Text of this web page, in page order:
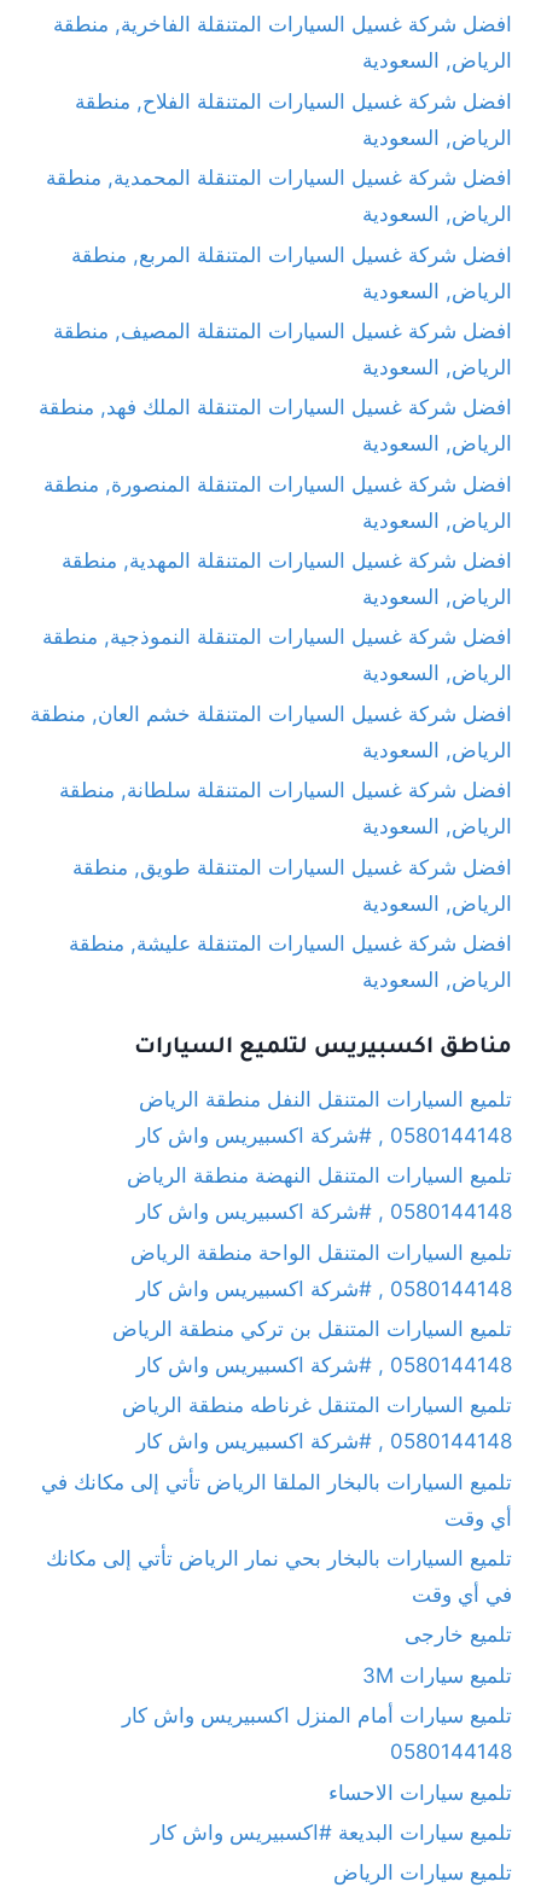
افضل شركة غسيل السيارات المتنقلة الفاخرية, منطقة
الرياض, السعودية
افضل شركة غسيل السيارات المتنقلة الفلاح, منطقة
الرياض, السعودية
افضل شركة غسيل السيارات المتنقلة المحمدية, منطقة
الرياض, السعودية
افضل شركة غسيل السيارات المتنقلة المربع, منطقة
الرياض, السعودية
افضل شركة غسيل السيارات المتنقلة المصيف, منطقة
الرياض, السعودية
افضل شركة غسيل السيارات المتنقلة الملك فهد, منطقة
الرياض, السعودية
افضل شركة غسيل السيارات المتنقلة المنصورة, منطقة
الرياض, السعودية
افضل شركة غسيل السيارات المتنقلة المهدية, منطقة
الرياض, السعودية
افضل شركة غسيل السيارات المتنقلة النموذجية, منطقة
الرياض, السعودية
افضل شركة غسيل السيارات المتنقلة خشم العان, منطقة
الرياض, السعودية
افضل شركة غسيل السيارات المتنقلة سلطانة, منطقة
الرياض, السعودية
افضل شركة غسيل السيارات المتنقلة طويق, منطقة
الرياض, السعودية
افضل شركة غسيل السيارات المتنقلة عليشة, منطقة
الرياض, السعودية
مناطق اكسبيريس لتلميع السيارات
تلميع السيارات المتنقل النفل منطقة الرياض
0580144148 , #شركة اكسبيريس واش كار
تلميع السيارات المتنقل النهضة منطقة الرياض
0580144148 , #شركة اكسبيريس واش كار
تلميع السيارات المتنقل الواحة منطقة الرياض
0580144148 , #شركة اكسبيريس واش كار
تلميع السيارات المتنقل بن تركي منطقة الرياض
0580144148 , #شركة اكسبيريس واش كار
تلميع السيارات المتنقل غرناطه منطقة الرياض
0580144148 , #شركة اكسبيريس واش كار
تلميع السيارات بالبخار الملقا الرياض تأتي إلى مكانك في
أي وقت
تلميع السيارات بالبخار بحي نمار الرياض تأتي إلى مكانك
في أي وقت
تلميع خارجى
تلميع سيارات 3M
تلميع سيارات أمام المنزل اكسبيريس واش كار
0580144148
تلميع سيارات الاحساء
تلميع سيارات البديعة #اكسبيريس واش كار
تلميع سيارات الرياض